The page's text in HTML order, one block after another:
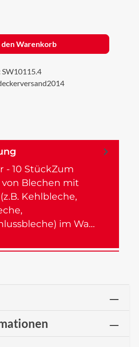
Gib den gewünschten
den Warenkorb
SW10115.4
- 10 StückZum
Blechen mit
Kehlbleche,
im Wa…